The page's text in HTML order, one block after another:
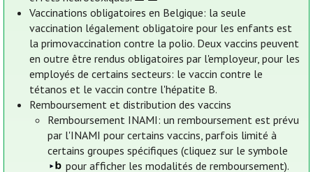
Vaccinations obligatoires en Belgique: la seule
vaccination légalement obligatoire pour les enfants est
la primovaccination contre la polio. Deux vaccins peuvent
en outre être rendus obligatoires par l'employeur, pour les
employés de certains secteurs: le vaccin contre le
tétanos et le vaccin contre l'hépatite B.
Remboursement et distribution des vaccins
Remboursement INAMI: un remboursement est prévu
par l'INAMI pour certains vaccins, parfois limité à
certains groupes spécifiques (cliquez sur le symbole
pour afficher les modalités de remboursement).